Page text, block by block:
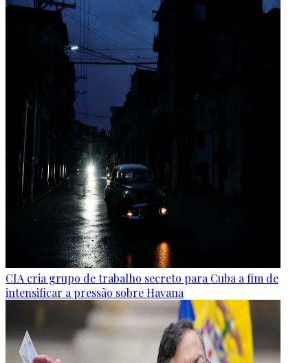
CIA cria grupo de trabalho secreto para Cuba a fim de
intensificar a pressão sobre Havana